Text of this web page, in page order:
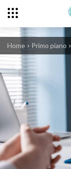
Home Primo piano